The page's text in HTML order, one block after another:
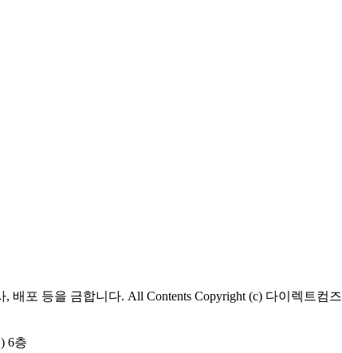
포 등을 금합니다. All Contents Copyright (c) 다이렉트컴즈
6층